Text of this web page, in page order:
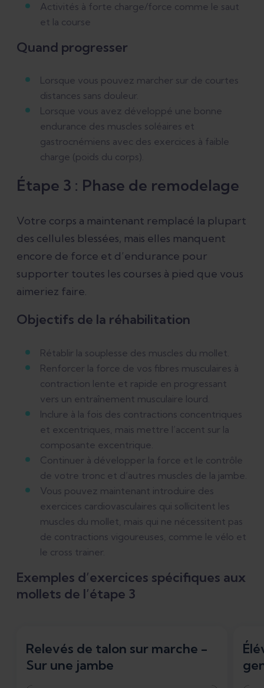
Activités à forte charge/force comme le saut
et la course
Quand progresser
Lorsque vous pouvez marcher sur de courtes
distances sans douleur.
Lorsque vous avez développé une bonne
endurance des muscles soléaires et
gastrocnémiens avec des exercices à faible
charge (poids du corps).
Étape 3 : Phase de remodelage
Votre corps a maintenant remplacé la plupart
des cellules blessées, mais elles manquent
encore de force et d’endurance pour
supporter toutes les courses à pied que vous
aimeriez faire.
Objectifs de la réhabilitation
Rétablir la souplesse des muscles du mollet.
Renforcer la force de vos fibres musculaires à
contraction lente et rapide en progressant
vers un entraînement musculaire lourd.
Inclure à la fois des contractions concentriques
et excentriques, mais mettre l’accent sur la
composante excentrique.
Continuer à développer la force et le contrôle
de votre tronc et d’autres muscles de la jambe.
Vous pouvez maintenant introduire des
exercices cardiovasculaires qui sollicitent les
muscles du mollet, mais qui ne nécessitent pas
de contractions vigoureuses, comme le vélo et
le cross trainer.
Exemples d’exercices spécifiques aux
mollets de l’étape 3
Relevés de talon sur marche -
Sur une jambe